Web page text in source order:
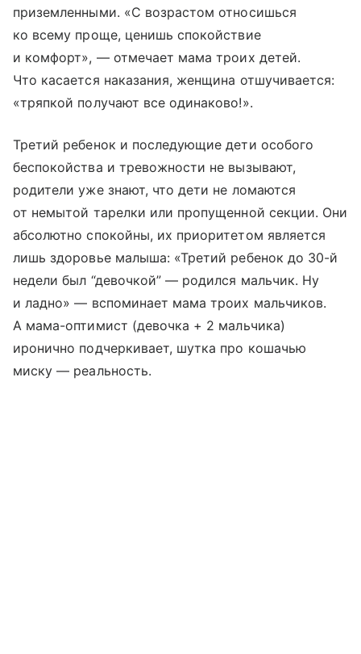
приземленными. «С возрастом относишься
ко всему проще, ценишь спокойствие
и комфорт», — отмечает мама троих детей.
Что касается наказания, женщина отшучивается:
«тряпкой получают все одинаково!».
Третий ребенок и последующие дети особого
беспокойства и тревожности не вызывают,
родители уже знают, что дети не ломаются
от немытой тарелки или пропущенной секции. Они
абсолютно спокойны, их приоритетом является
лишь здоровье малыша: «Третий ребенок до 30-й
недели был “девочкой” — родился мальчик. Ну
и ладно» — вспоминает мама троих мальчиков.
А мама-оптимист (девочка + 2 мальчика)
иронично подчеркивает, шутка про кошачью
миску — реальность.